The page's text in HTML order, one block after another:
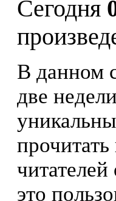
Сегодня
В данном
две
это